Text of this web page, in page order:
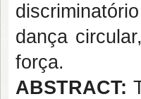
dança
força.
ABSTRACT: